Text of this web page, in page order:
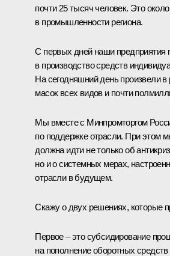
почти 25 тысяч человек. Это
в промышленности региона.
С первых дней наши предприятия
в производство средств
На сегодняшний день произвели в
масок всех видов и почти
Мы вместе с Минпромторгом
по поддержке отрасли. При этом
должна идти не только об
но и о системных мерах,
отрасли в будущем.
Скажу о двух решениях, которые
Первое – это субсидирование
на пополнение оборотных